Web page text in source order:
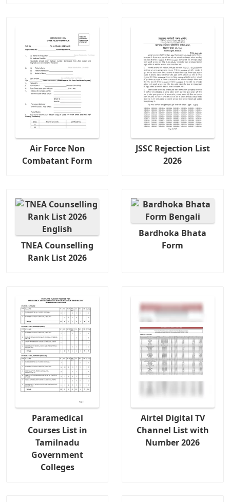
Air Force Non
Combatant Form
JSSC Rejection List
2026
TNEA Counselling
Rank List 2026
Bardhoka Bhata
Form
Paramedical
Courses List in
Tamilnadu
Government
Colleges
Airtel Digital TV
Channel List with
Number 2026